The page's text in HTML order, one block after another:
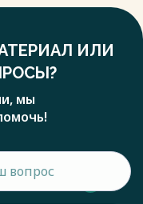
ИЛИ
мы